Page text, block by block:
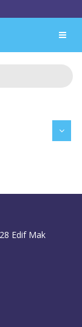
Edif Mak